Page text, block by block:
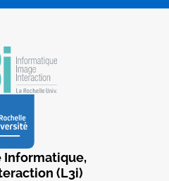
Informatique,
(L3i)